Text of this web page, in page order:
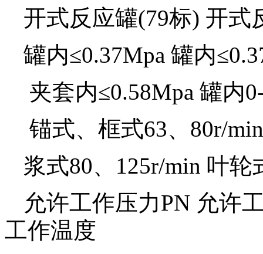
开式反应罐(79标) 开式
罐内≤0.37Mpa 罐内
夹套内≤0.58Mpa 罐
锚式、框式63、80r/
浆式80、125r/min 叶
允许工作压力PN 允许
工作温度